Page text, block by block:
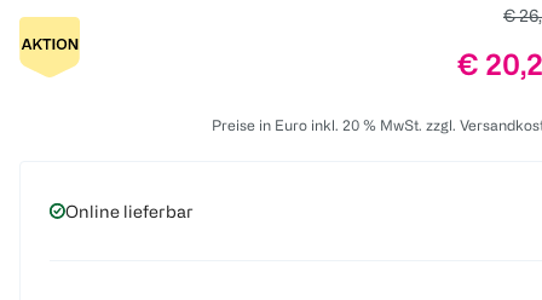
€
Preis:
€
Preise in Euro inkl. 20 % MwSt. zzgl.
Online lieferbar